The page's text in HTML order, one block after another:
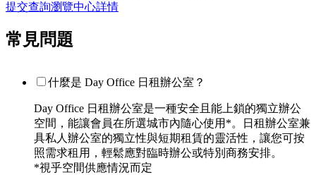
提交查詢瀏覽中心詳情
常見問題
什麼是 Day Office 日租辦公室？
Day Office 日租辦公室是一種安全且能上鎖的獨立辦公
空間，能讓會員在所選城市內隨心使用*。日租辦公室兼
具私人辦公室的獨立性與短期租賃的靈活性，讓您可按
照需求租用，輕鬆應對臨時辦公或特別商務安排。
*視乎空間供應情況而定